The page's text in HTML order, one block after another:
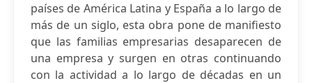
países de América Latina y España a lo largo de
más de un siglo, esta obra pone de manifiesto
que las familias empresarias desaparecen de
una empresa y surgen en otras continuando
con la actividad a lo largo de décadas en un